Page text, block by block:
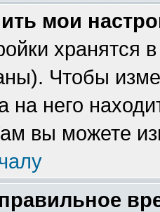
мои
хранятся
Чтобы
на него
вы можете